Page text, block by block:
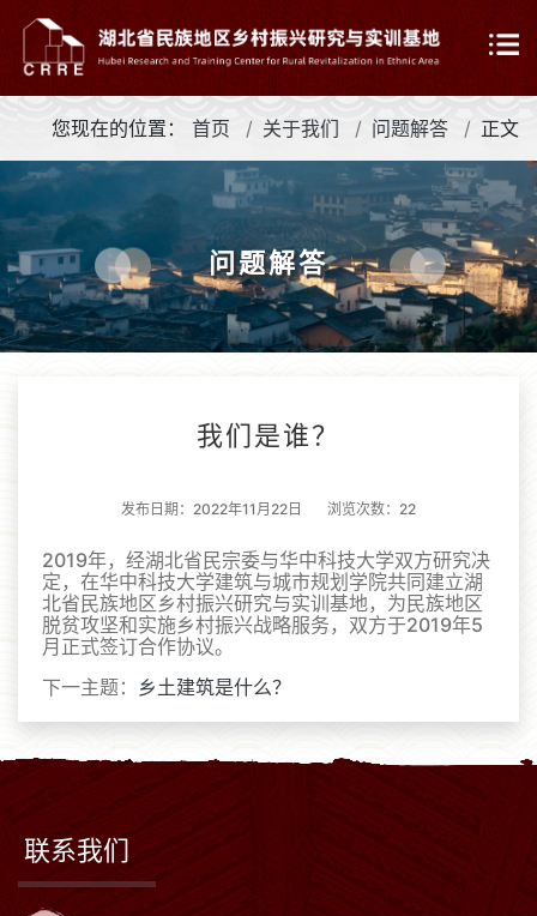
您现在的位置： 首页 关于我们 问题解答 正文
问题解答
我们是谁？
发布日期：2022年11月22日 浏览次数： 22
2019年，经湖北省民宗委与华中科技大学双方研究决
定，在华中科技大学建筑与城市规划学院共同建立湖
北省民族地区乡村振兴研究与实训基地，为民族地区
脱贫攻坚和实施乡村振兴战略服务，双方于2019年5
月正式签订合作协议。
下一主题： 乡土建筑是什么？
联系我们